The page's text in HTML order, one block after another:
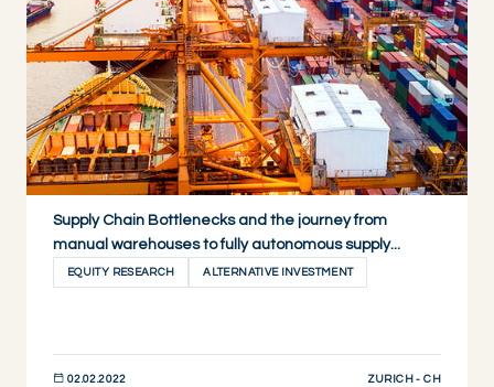
Supply Chain Bottlenecks and the journey from
manual warehouses to fully autonomous supply...
EQUITY RESEARCH ALTERNATIVE INVESTMENT
02.02.2022 ZURICH - CH